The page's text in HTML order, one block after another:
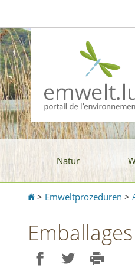
la
navigation
contenu
Natur
Accueil
> Emweltprozeduren >